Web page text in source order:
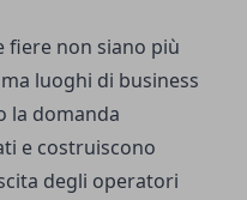
fiere non siano più
luoghi di business
la domanda
e costruiscono
degli operatori